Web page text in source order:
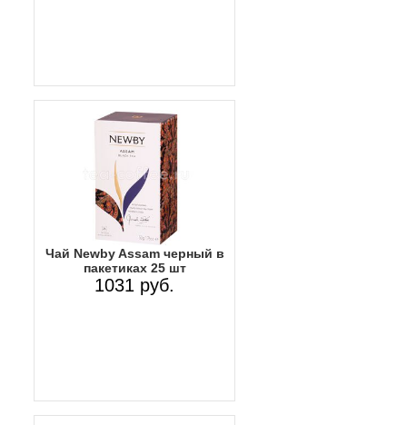
Чай Newby Assam черный в
пакетиках 25 шт
1031 руб.